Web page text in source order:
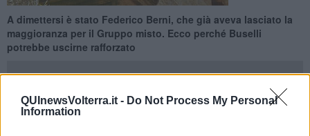
QUInewsVolterra.it - Do Not Process My Personal
Information
A dimettersi è stato Federico Berni, che già aveva lasciato la
maggioranza per il Gruppo misto. Ecco perché Buselli
potrebbe uscirne rafforzato